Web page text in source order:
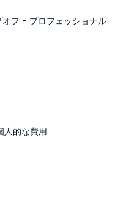
フ - プロフェッショナル
人的な費用